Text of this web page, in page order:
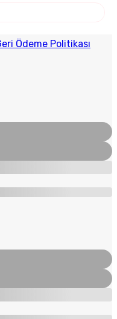
Ödeme Politikası